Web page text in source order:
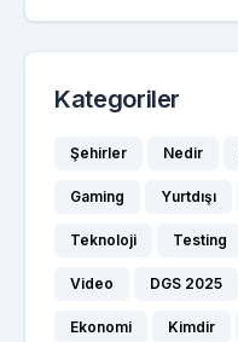
Kategoriler
Şehirler Nedir
Gaming Yurtdışı
Teknoloji Testing
Video DGS 2025
Ekonomi Kimdir